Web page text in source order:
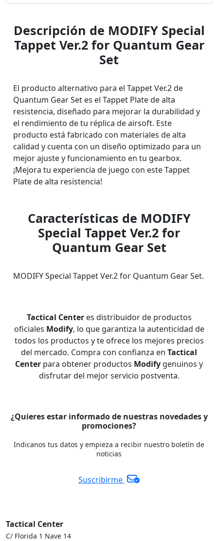
Descripción de MODIFY Special
Tappet Ver.2 for Quantum Gear
Set
El producto alternativo para el Tappet Ver.2 de
Quantum Gear Set es el Tappet Plate de alta
resistencia, diseñado para mejorar la durabilidad y
el rendimiento de tu réplica de airsoft. Este
producto está fabricado con materiales de alta
calidad y cuenta con un diseño optimizado para un
mejor ajuste y funcionamiento en tu gearbox.
¡Mejora tu experiencia de juego con este Tappet
Plate de alta resistencia!
Características de MODIFY
Special Tappet Ver.2 for
Quantum Gear Set
MODIFY Special Tappet Ver.2 for Quantum Gear Set.
Tactical Centeres distribuidor de productos
oficiales Modify, lo que garantiza la autenticidad de
todos los productos y te ofrece los mejores precios
del mercado. Compra con confianza en Tactical
Center para obtener productos Modify genuinos y
disfrutar del mejor servicio postventa.
¿Quieres estar informado de nuestras novedades y
promociones?
Indicanos tus datos y empieza a recibir nuestro boletín de
noticias
Suscribirme
Tactical Center
C/ Florida 1 Nave 14